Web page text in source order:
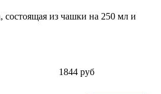
состоящая из чашки на 250 мл и
1844 руб